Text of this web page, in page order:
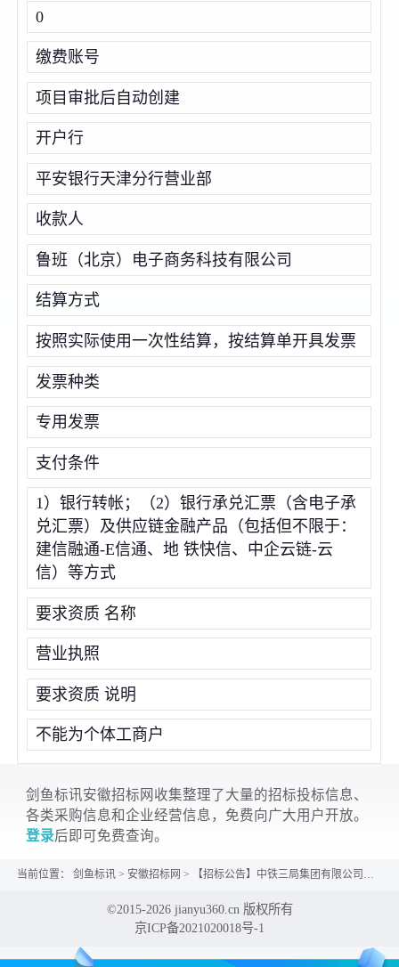
0
缴费账号
项目审批后自动创建
开户行
平安银行天津分行营业部
收款人
鲁班（北京）电子商务科技有限公司
结算方式
按照实际使用一次性结算，按结算单开具发票
发票种类
专用发票
支付条件
1）银行转帐；（2）银行承兑汇票（含电子承
兑汇票）及供应链金融产品（包括但不限于：
建信融通-E信通、地 铁快信、中企云链-云
信）等方式
要求资质 名称
营业执照
要求资质 说明
不能为个体工商户
剑鱼标讯安徽招标网收集整理了大量的招标投标信息、
各类采购信息和企业经营信息，免费向广大用户开放。
登录后即可免费查询。
当前位置： 剑鱼标讯 > 安徽招标网 > 【招标公告】中铁三局集团有限公司宁淮城际铁路站前4标项目工程汽车起重机、高空作业车租赁询价书...
©2015-2026 jianyu360.cn 版权所有
京ICP备2021020018号-1